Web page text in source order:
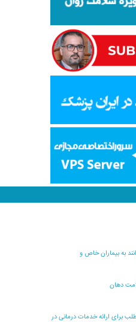
به بیماران خاص و
دهان
برای ارائه خدمات درمانی در